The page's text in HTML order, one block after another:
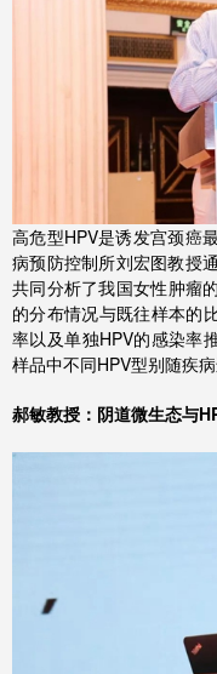
高危型HPV是诱发宫颈癌
病预防控制所刘宏图教授
共同分析了我国女性肿瘤
的分布情况与既往样本的
率以及单独HPV的感染率
样品中不同HPV型别随疾病
郝敏教授：阴道微生态与